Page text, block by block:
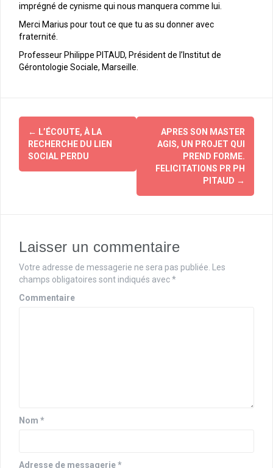
imprégné de cynisme qui nous manquera comme lui.
Merci Marius pour tout ce que tu as su donner avec
fraternité.
Professeur Philippe PITAUD, Président de l’Institut de
Gérontologie Sociale, Marseille.
N
a
a
t
i
r
i
← L’ÉCOUTE, À LA
RECHERCHE DU LIEN
SOCIAL PERDU
APRES SON MASTER
AGIS, UN PROJET QUI
PREND FORME.
FELICITATIONS PR PH
PITAUD →
Laisser un commentaire
Votre adresse de messagerie ne sera pas publiée. Les
champs obligatoires sont indiqués avec*
Commentaire
Nom *
Adresse de messagerie*